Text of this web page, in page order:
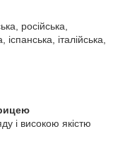
російська,
італійська,
і високою якістю